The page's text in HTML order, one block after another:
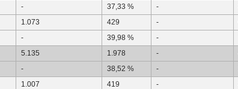
- 37,33 % -
1.073 429 -
- 39,98 % -
5.135 1.978 -
- 38,52 % -
1.007 419 -